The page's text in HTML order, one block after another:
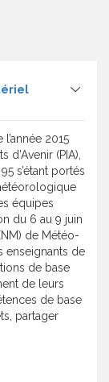
2015
(PIA),
s’étant portés
équipes
du 6 au 9 juin
de Météo-
enseignants de
de base
de leurs
de base
partager